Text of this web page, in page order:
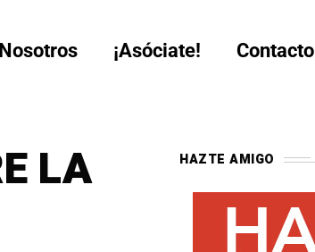
Nosotros ¡Asóciate! Contacto
LA HAZTE AMIGO